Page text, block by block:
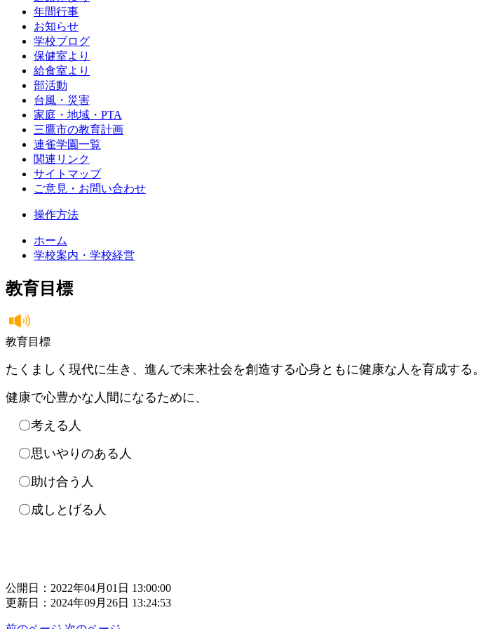
年間行事
お知らせ
学校ブログ
保健室より
給食室より
部活動
台風・災害
家庭・地域・PTA
三鷹市の教育計画
連雀学園一覧
関連リンク
サイトマップ
ご意見・お問い合わせ
操作方法
ホーム
学校案内・学校経営
教育目標
教育目標
たくましく現代に生き、進んで未来社会を創造する心身ともに健康な人を育成する。
健康で心豊かな人間になるために、
〇考える人
〇思いやりのある人
〇助け合う人
〇成しとげる人
公開日：2022年04月01日 13:00:00
更新日：2024年09月26日 13:24:53